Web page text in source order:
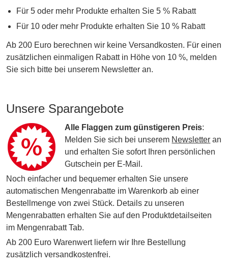
Für 5 oder mehr Produkte erhalten Sie 5 % Rabatt
Für 10 oder mehr Produkte erhalten Sie 10 % Rabatt
Ab 200 Euro berechnen wir keine Versandkosten. Für einen
zusätzlichen einmaligen Rabatt in Höhe von 10 %, melden
Sie sich bitte bei unserem Newsletter an.
Unsere Sparangebote
Alle Flaggen zum günstigeren Preis:
Melden Sie sich bei unserem Newsletter an
und erhalten Sie sofort Ihren persönlichen
Gutschein per E-Mail.
Noch einfacher und bequemer erhalten Sie unsere
automatischen Mengenrabatte im Warenkorb ab einer
Bestellmenge von zwei Stück. Details zu unseren
Mengenrabatten erhalten Sie auf den Produktdetailseiten
im Mengenrabatt Tab.
Ab 200 Euro Warenwert liefern wir Ihre Bestellung
zusätzlich versandkostenfrei.